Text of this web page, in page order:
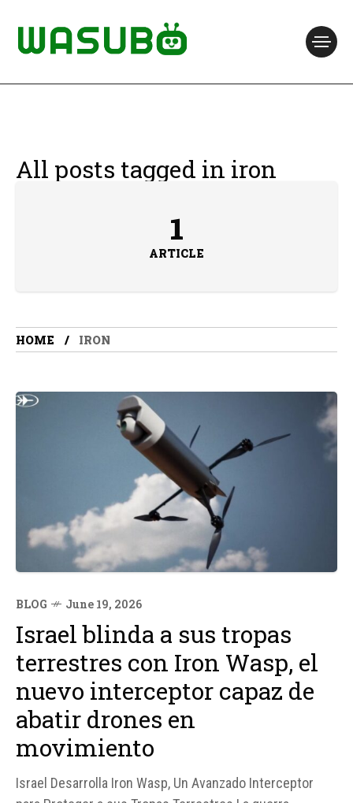
All posts tagged in iron
1
ARTICLE
HOME IRON
BLOG June 19, 2026
Israel blinda a sus tropas
terrestres con Iron Wasp, el
nuevo interceptor capaz de
abatir drones en
movimiento
Israel Desarrolla Iron Wasp, Un Avanzado Interceptor